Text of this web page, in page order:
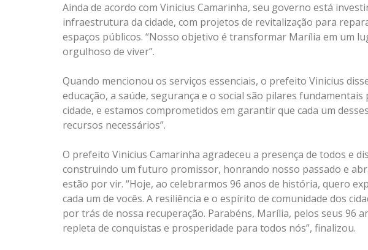
Ainda de acordo com Vinicius Camarinha, seu governo está
infraestrutura da cidade, com projetos de revitalização para
espaços públicos. “Nosso objetivo é transformar Marília em um
orgulhoso de viver”.
Quando mencionou os serviços essenciais, o prefeito Vinicius
educação, a saúde, segurança e o social são pilares
cidade, e estamos comprometidos em garantir que cada um
recursos necessários”.
O prefeito Vinicius Camarinha agradeceu a presença de todos e
construindo um futuro promissor, honrando nosso passado e
estão por vir. “Hoje, ao celebrarmos 96 anos de história, quero
cada um de vocês. A resiliência e o espírito de comunidade dos
por trás de nossa recuperação. Parabéns, Marília, pelos seus 96
repleta de conquistas e prosperidade para todos nós”, finalizou.